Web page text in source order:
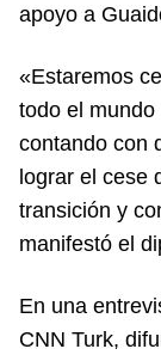
apoyo a
«Estaremos
todo el
contando con
lograr el cese
transición y
manifestó el
En una
CNN Turk,